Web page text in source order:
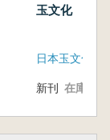
玉文化 第13
日本玉文化研
新刊 在庫なし